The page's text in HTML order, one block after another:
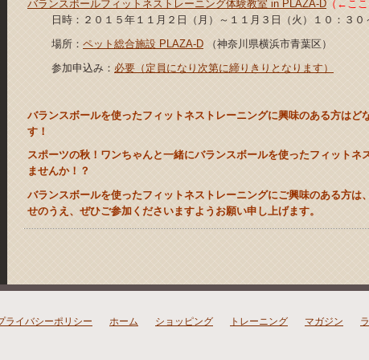
バランスボールフィットネストレーニング体験教室 in PLAZA-D （←こ
日時：２０１５年１１月２日（月）～１１月３日（火）１０：３０
場所： ペット総合施設 PLAZA-D （神奈川県横浜市青葉区）
参加申込み： 必要（定員になり次第に締りきりとなります）
バランスボールを使ったフィットネストレーニングに興味のある方はど
す！
スポーツの秋！ワンちゃんと一緒にバランスボールを使ったフィットネ
ませんか！？
バランスボールを使ったフィットネストレーニングにご興味のある方は
せのうえ、ぜひご参加くださいますようお願い申し上げます。
ライバシーポリシー ホーム ショッピング トレーニング マガジン